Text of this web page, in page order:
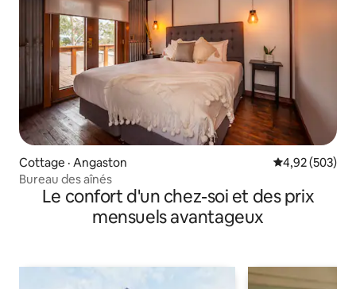
Cottage · Angaston Note
4,92 (503)
Bureau des aînés
Le confort d'un chez-soi et des prix
mensuels avantageux